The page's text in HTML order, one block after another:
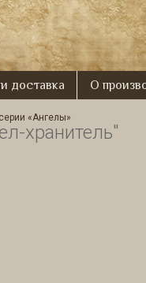
доставка О
«Ангелы»
хранитель"